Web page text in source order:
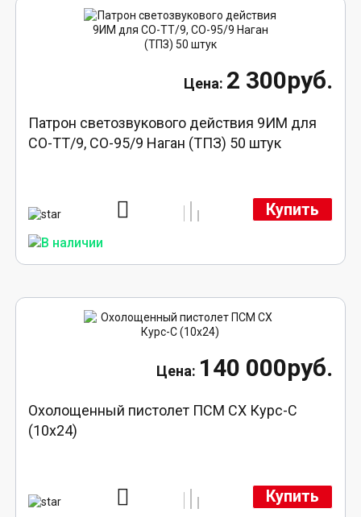
2 300руб.
Патрон светозвукового действия 9ИМ для
СО-ТТ/9, СО-95/9 Наган (ТПЗ) 50 штук
Купить
140 000руб.
Охолощенный пистолет ПСМ СХ Курс-С
(10х24)
Купить